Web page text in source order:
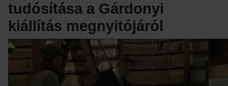
tudósítása a Gárdonyi
kiállítás megnyitójáról